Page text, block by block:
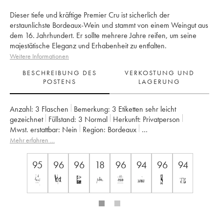
Dieser tiefe und kräftige Premier Cru ist sicherlich der
erstaunlichste Bordeaux-Wein und stammt von einem Weingut aus
dem 16. Jahrhundert. Er sollte mehrere Jahre reifen, um seine
majestätische Eleganz und Erhabenheit zu entfalten.
Weitere Informationen
BESCHREIBUNG DES
POSTENS
VERKOSTUNG UND
LAGERUNG
Anzahl: 3 Flaschen Bemerkung: 3 Etiketten sehr leicht
gezeichnet Füllstand: 3 Normal Herkunft:
privatperson
Mwst. erstattbar:
nein Region:
Bordeaux
Appellation: Pessac-Léognan
Eigentümer:
Domaines Clarence Dillon
Mehr erfahren …
95 96 96 18 96 94 96 94